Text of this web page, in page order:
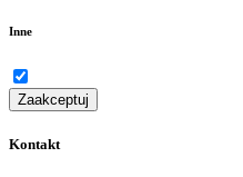
Inne
Zaakceptuj
Kontakt